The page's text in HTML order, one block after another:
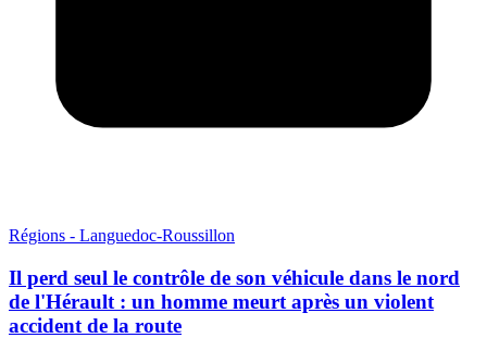
Régions - Languedoc-Roussillon
Il perd seul le contrôle de son véhicule dans le nord
de l'Hérault : un homme meurt après un violent
accident de la route